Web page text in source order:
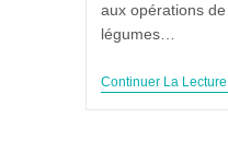
aux opérations
légumes…
Continuer La Lecture